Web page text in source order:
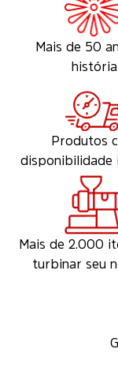
Mais de 50
história
Produtos
disponibilidade
Mais de 2.000
turbinar seu